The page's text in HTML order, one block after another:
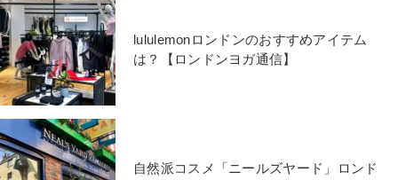
lululemonロンドンのおすすめアイテム
は？【ロンドンヨガ通信】
自然派コスメ「ニールズヤード」ロンド